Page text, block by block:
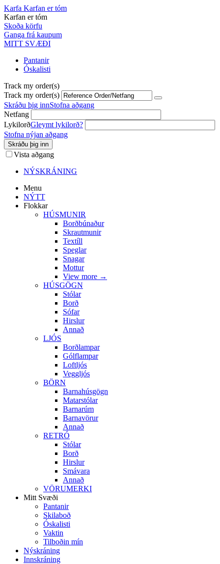
Karfa Karfan er tóm
Karfan er tóm
Skoða körfu
Ganga frá kaupum
MITT SVÆÐI
Pantanir
Óskalisti
Track my order(s)
Track my order(s)
Skráðu þig innStofna aðgang
Netfang
LykilorðGleymt lykilorð?
Stofna nýjan aðgang
Skráðu þig inn
Vista aðgang
NÝSKRÁNING
Menu
NÝTT
Flokkar
HÚSMUNIR
Borðbúnaður
Skrautmunir
Textíll
Speglar
Snagar
Mottur
View more →
HÚSGÖGN
Stólar
Borð
Sófar
Hirslur
Annað
LJÓS
Borðlampar
Gólflampar
Loftljós
Veggljós
BÖRN
Barnahúsgögn
Matarstólar
Barnarúm
Barnavörur
Annað
RETRÓ
Stólar
Borð
Hirslur
Smávara
Annað
VÖRUMERKI
Mitt Svæði
Pantanir
Skilaboð
Óskalisti
Vaktin
Tilboðin mín
Nýskráning
Innskráning